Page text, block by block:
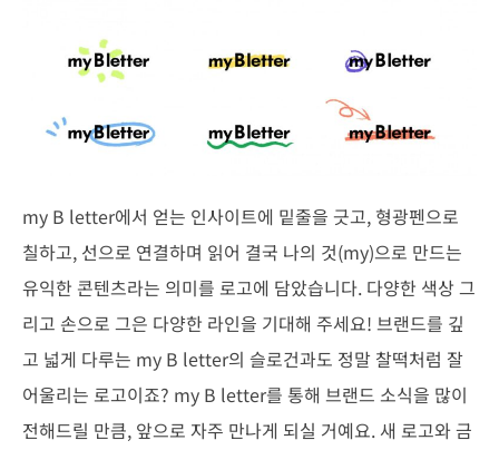
my B letter에서 얻는 인사이트에 밑줄을 긋고, 형광펜으로
칠하고, 선으로 연결하며 읽어 결국 나의 것(my)으로 만드는
유익한 콘텐츠라는 의미를 로고에 담았습니다. 다양한 색상 그
리고 손으로 그은 다양한 라인을 기대해 주세요! 브랜드를 깊
고 넓게 다루는 my B letter의 슬로건과도 정말 찰떡처럼 잘
어울리는 로고이죠? my B letter를 통해 브랜드 소식을 많이
전해드릴 만큼, 앞으로 자주 만나게 되실 거예요. 새 로고와 금